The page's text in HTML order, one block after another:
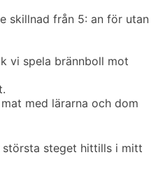
skillnad från 5: an för utan
vi spela brännboll mot
med lärarna och dom
största steget hittills i mitt